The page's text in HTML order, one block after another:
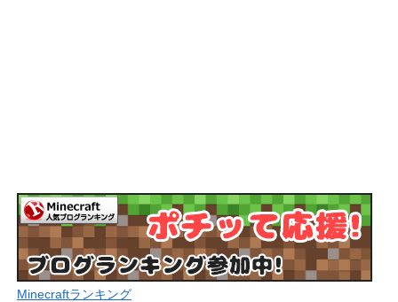
Minecraftランキング